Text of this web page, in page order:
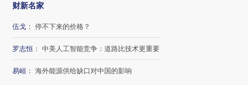
财新名家
伍戈 ： 停不下来的价格？
罗志恒 ： 中美人工智能竞争：道路比技术更重要
易峘 ： 海外能源供给缺口对中国的影响